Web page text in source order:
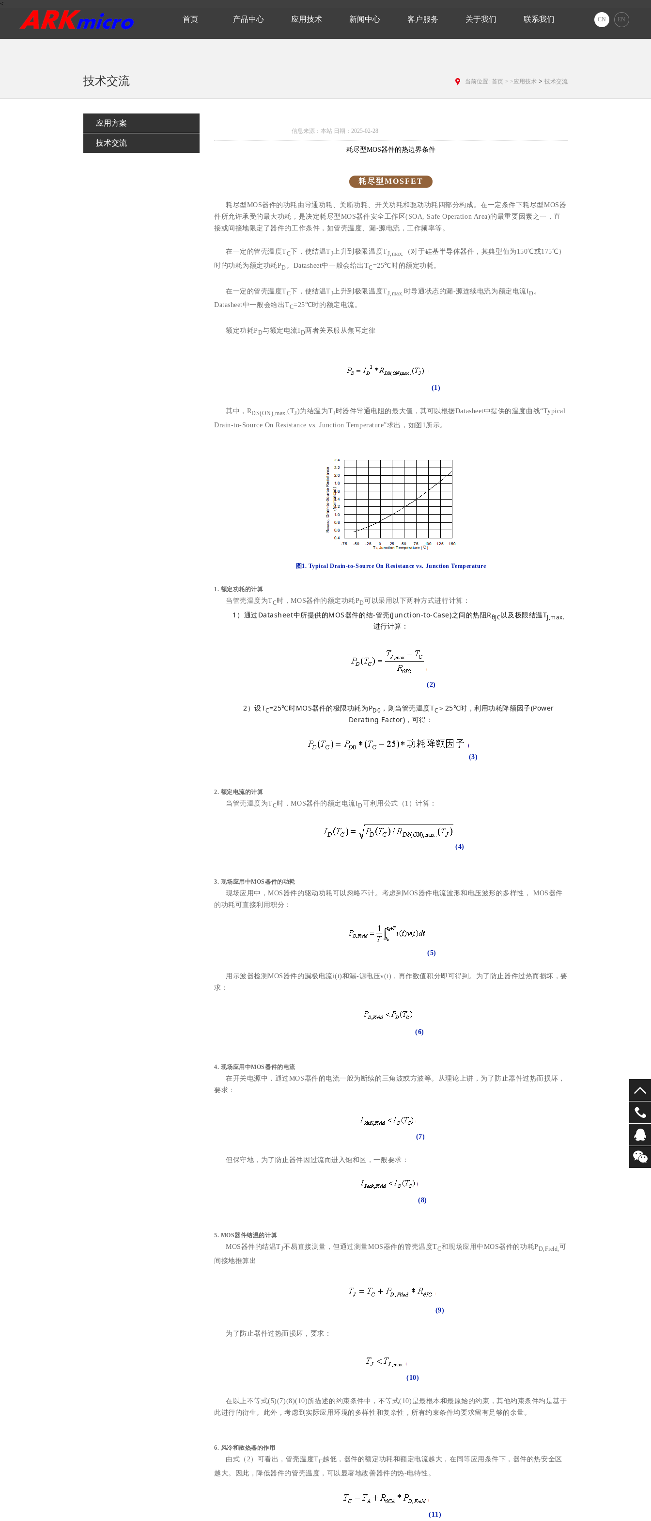
首页 产品中心 应用技术 新闻中心 客户服务 关于我们 联系我们 CN EN
<
技术交流 当前位置: 首页 > >应用技术 > 技术交流
应用方案
技术交流
信息来源：本站 日期： 2025-02-28
耗尽型MOS器件的热边界条件
耗尽型MOSFET
耗尽型MOS器件的功耗由导通功耗、关断功耗、开关功耗和驱动功耗四部分构成。在一定条件下耗尽型MOS器
件所允许承受的最大功耗，是决定耗尽型MOS器件安全工作区(SOA, Safe Operation Area)的最重要因素之一，直
接或间接地限定了器件的工作条件，如管壳温度、漏-源电流，工作频率等。
在一定的管壳温度TC下，使结温TJ上升到极限温度TJ,max.
（对于硅基半导体器件，其典型值为150℃或175℃）
时的功耗为额定功耗PD 。Datasheet中一般会给出TC=25℃时的额定功耗。
在一定的管壳温度TC下，使结温TJ 上升到极限温度TJ,max. 时导通状态的漏-源连续电流为额定电流ID 。
Datasheet中一般会给出TC=25℃时的额定电流。
额定功耗PD与额定电流ID两者关系服从焦耳定律
(1)
其中，RDS(ON),max.(TJ)为结温为TJ 时器件导通电阻的最大值，其可以根据Datasheet中提供的温度曲线“Typical
Drain-to-Source On Resistance vs. Junction Temperature”求出，如图1所示。
图1. Typical Drain-to-Source On Resistance vs. Junction Temperature
1. 额定功耗的计算
当管壳温度为TC时，MOS器件的额定功耗PD可以采用以下两种方式进行计算：
1）通过Datasheet中所提供的MOS器件的结-管壳(Junction-to-Case)之间的热阻RθJC以及极限结温TJ,max.
进行计算：
(2)
2）设TC=25℃时MOS器件的极限功耗为PD0 ，则当管壳温度TC ＞25℃时，利用功耗降额因子(Power
Derating Factor)，可得：
(3)
2. 额定电流的计算
当管壳温度为TC时，MOS器件的额定电流ID可利用公式（1）计算：
(4)
3. 现场应用中MOS器件的功耗
现场应用中，MOS器件的驱动功耗可以忽略不计。考虑到MOS器件电流波形和电压波形的多样性， MOS器件
的功耗可直接利用积分：
(5)
用示波器检测MOS器件的漏极电流i(t)和漏-源电压v(t)，再作数值积分即可得到。 为了防止器件过热而损坏，要
求：
(6)
4. 现场应用中MOS器件的电流
在开关电源中，通过MOS器件的电流一般为断续的三角波或方波等。
从理论上讲，为了防止器件过热而损坏，
要求：
(7)
但保守地，为了防止器件因过流而进入饱和区，一般要求：
(8)
5. MOS器件结温的计算
MOS器件的结温TJ不易直接测量，但通过测量MOS器件的管壳温度TC和现场应用中MOS器件的功耗PD,Field,可
间接地推算出
(9)
为了防止器件过热而损坏，要求：
(10)
在以上不等式(5)(7)(8)(10)所描述的约束条件中，不等式(10)是最根本和最原始的约束，其他约束条件均是基于
此进行的衍生。此外，考虑到实际应用环境的多样性和复杂性，所有约束条件均要求留有足够的余量。
6. 风冷和散热器的作用
由式（2）可看出，管壳温度TC越低，器件的额定功耗和额定电流越大，在同等应用条件下，器件的热安全区
越大。因此，降低器件的管壳温度，可以显著地改善器件的热-电特性。
(11)